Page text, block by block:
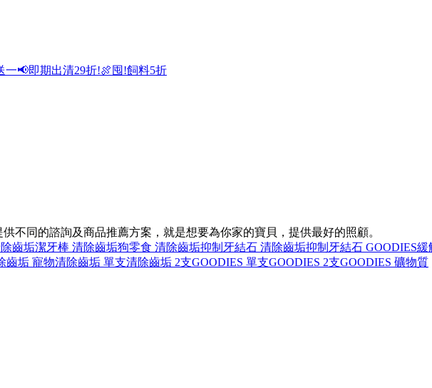
一📢即期出清29折!🍖囤!飼料5折
不同的諮詢及商品推薦方案，就是想要為你家的寶貝，提供最好的照顧。
齒垢潔牙棒 清除齒垢狗零食 清除齒垢抑制牙結石 清除齒垢抑制牙結石 GOODIES緩
齒垢 寵物清除齒垢 單支清除齒垢 2支GOODIES 單支GOODIES 2支GOODIES 礦物質